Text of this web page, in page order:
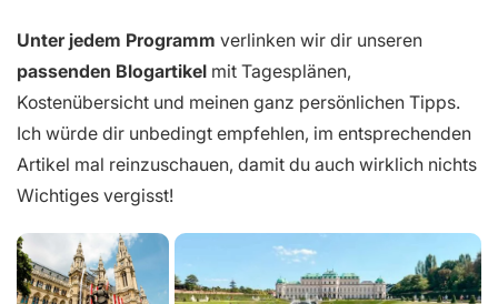
Unter jedem Programm verlinken wir dir unseren
passenden Blogartikel mit Tagesplänen,
Kostenübersicht und meinen ganz persönlichen Tipps.
Ich würde dir unbedingt empfehlen, im entsprechenden
Artikel mal reinzuschauen, damit du auch wirklich nichts
Wichtiges vergisst!